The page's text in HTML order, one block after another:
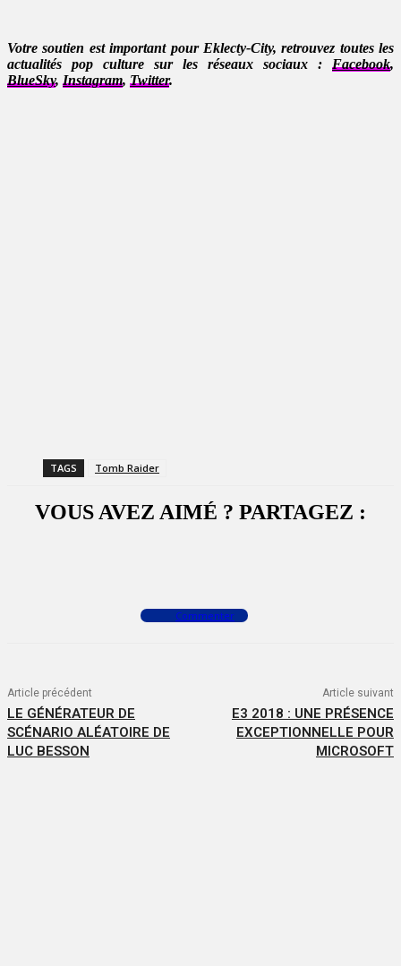
Votre soutien est important pour Eklecty-City, retrouvez toutes les
actualités pop culture sur les réseaux sociaux : Facebook,
BlueSky, Instagram, Twitter.
TAGS Tomb Raider
VOUS AVEZ AIMÉ ? PARTAGEZ :
Commenter
Article précédent
LE GÉNÉRATEUR DE
SCÉNARIO ALÉATOIRE DE
LUC BESSON
Article suivant
E3 2018 : UNE PRÉSENCE
EXCEPTIONNELLE POUR
MICROSOFT